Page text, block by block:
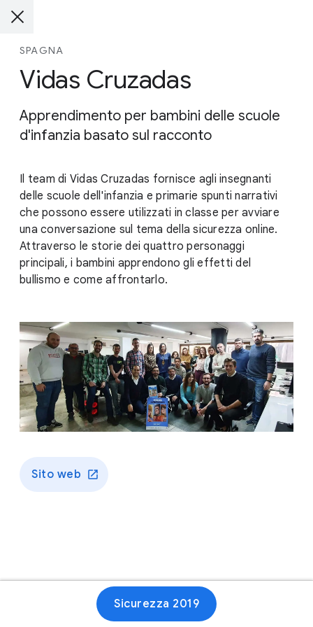
SPAGNA
Vidas Cruzadas
Apprendimento per bambini delle scuole
d'infanzia basato sul racconto
Il team di Vidas Cruzadas fornisce agli insegnanti
delle scuole dell'infanzia e primarie spunti narrativi
che possono essere utilizzati in classe per avviare
una conversazione sul tema della sicurezza online.
Attraverso le storie dei quattro personaggi
principali, i bambini apprendono gli effetti del
bullismo e come affrontarlo.
Sito web
Sicurezza 2019